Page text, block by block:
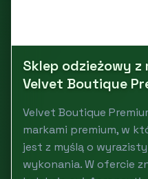
Sklep odzieżowy z
Velvet Boutique
Velvet Boutique
markami premium, w
jest z myślą o
wykonania. W ofercie